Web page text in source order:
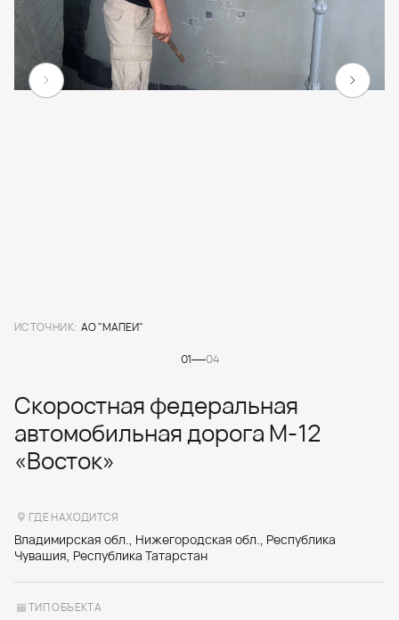
01 04
ИСТОЧНИК: АО "МАПЕИ"
Скоростная федеральная
автомобильная дорога М-12
«Восток»
ГДЕ НАХОДИТСЯ
Владимирская обл., Нижегородская обл., Республика
Чувашия, Республика Татарстан
ТИП ОБЪЕКТА